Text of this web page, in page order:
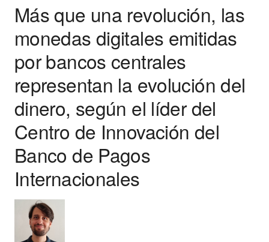
Más que una revolución, las
monedas digitales emitidas
por bancos centrales
representan la evolución del
dinero, según el líder del
Centro de Innovación del
Banco de Pagos
Internacionales